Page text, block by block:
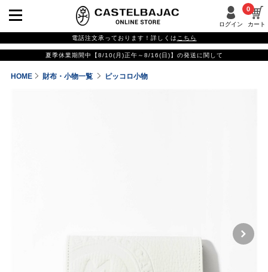
ログイン カート
0
電話注文承っております！詳しくは こちら
夏季休業期間中【8/10(月)正午～8/16(日)】の発送に関して
HOME 財布・小物一覧 ピッコロ小物